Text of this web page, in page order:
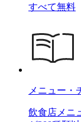
すべて無料
メニュー・
飲食店メニ